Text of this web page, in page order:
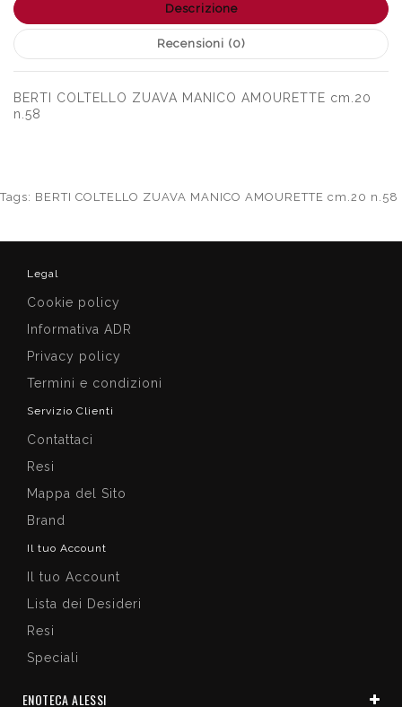
Descrizione
Recensioni (0)
BERTI COLTELLO ZUAVA MANICO AMOURETTE cm.20
n.58
Tags: BERTI COLTELLO ZUAVA MANICO AMOURETTE cm.20 n.58
Legal
Cookie policy
Informativa ADR
Privacy policy
Termini e condizioni
Servizio Clienti
Contattaci
Resi
Mappa del Sito
Brand
Il tuo Account
Il tuo Account
Lista dei Desideri
Resi
Speciali
ENOTECA ALESSI